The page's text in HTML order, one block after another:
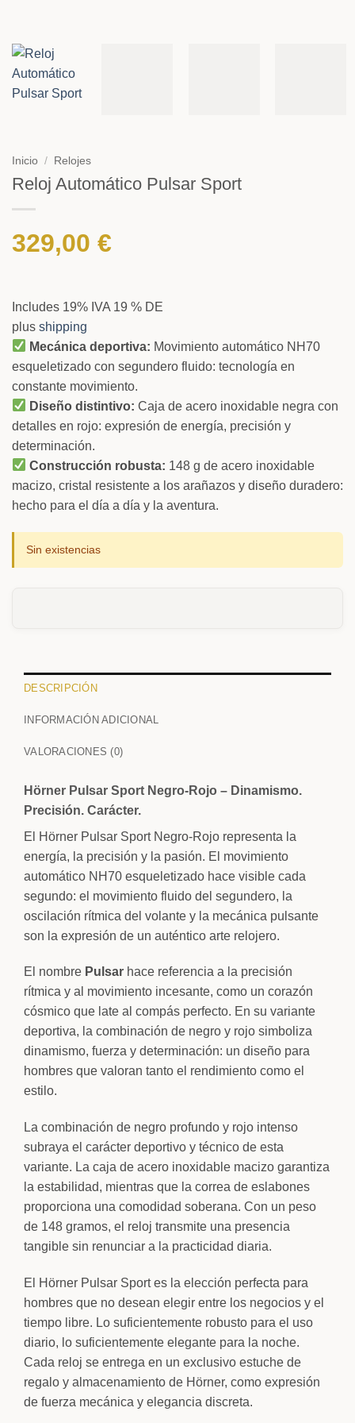
Inicio / Relojes
Reloj Automático Pulsar Sport
329,00 €
Includes 19% IVA 19 % DE
plus shipping
Mecánica deportiva: Movimiento automático NH70
esqueletizado con segundero fluido: tecnología en
constante movimiento.
Diseño distintivo: Caja de acero inoxidable negra con
detalles en rojo: expresión de energía, precisión y
determinación.
Construcción robusta: 148 g de acero inoxidable
macizo, cristal resistente a los arañazos y diseño duradero:
hecho para el día a día y la aventura.
Sin existencias
DESCRIPCIÓN
INFORMACIÓN ADICIONAL
VALORACIONES (0)
Hörner Pulsar Sport Negro-Rojo – Dinamismo.
Precisión. Carácter.
El Hörner Pulsar Sport Negro-Rojo representa la
energía, la precisión y la pasión. El movimiento
automático NH70 esqueletizado hace visible cada
segundo: el movimiento fluido del segundero, la
oscilación rítmica del volante y la mecánica pulsante
son la expresión de un auténtico arte relojero.
El nombre Pulsar hace referencia a la precisión
rítmica y al movimiento incesante, como un corazón
cósmico que late al compás perfecto. En su variante
deportiva, la combinación de negro y rojo simboliza
dinamismo, fuerza y determinación: un diseño para
hombres que valoran tanto el rendimiento como el
estilo.
La combinación de negro profundo y rojo intenso
subraya el carácter deportivo y técnico de esta
variante. La caja de acero inoxidable macizo garantiza
la estabilidad, mientras que la correa de eslabones
proporciona una comodidad soberana. Con un peso
de 148 gramos, el reloj transmite una presencia
tangible sin renunciar a la practicidad diaria.
El Hörner Pulsar Sport es la elección perfecta para
hombres que no desean elegir entre los negocios y el
tiempo libre. Lo suficientemente robusto para el uso
diario, lo suficientemente elegante para la noche.
Cada reloj se entrega en un exclusivo estuche de
regalo y almacenamiento de Hörner, como expresión
de fuerza mecánica y elegancia discreta.